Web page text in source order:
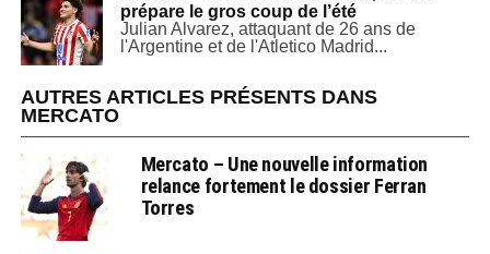
prépare le gros coup de l’été
Julian Alvarez, attaquant de 26 ans de
l'Argentine et de l'Atletico Madrid...
AUTRES ARTICLES PRÉSENTS DANS
MERCATO
Mercato – Une nouvelle information
relance fortement le dossier Ferran
Torres